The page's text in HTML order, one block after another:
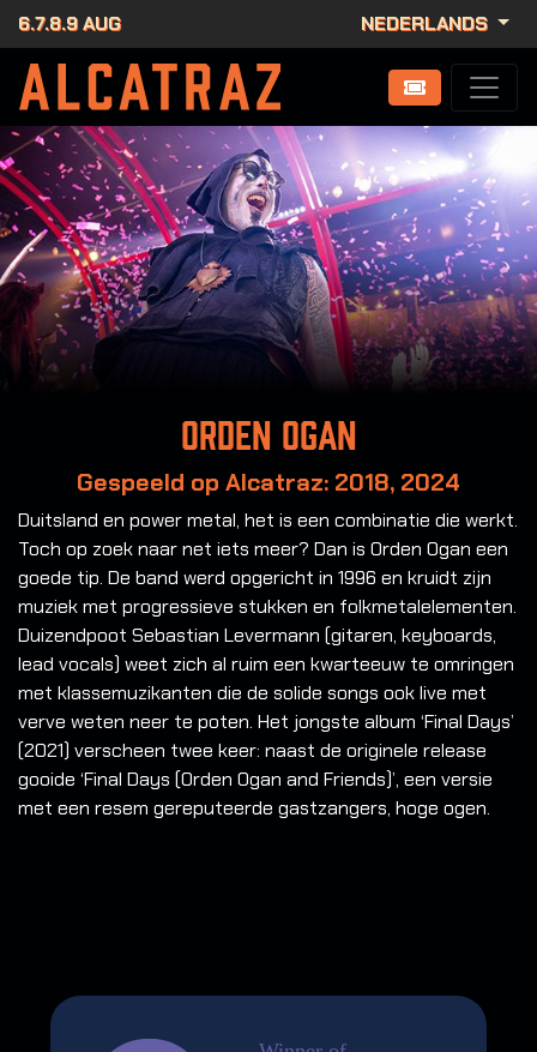
6.7.8.9 AUG NEDERLANDS
Orden Ogan
Gespeeld op Alcatraz: 2018, 2024
Duitsland en power metal, het is een combinatie die werkt.
Toch op zoek naar net iets meer? Dan is Orden Ogan een
goede tip. De band werd opgericht in 1996 en kruidt zijn
muziek met progressieve stukken en folkmetalelementen.
Duizendpoot Sebastian Levermann (gitaren, keyboards,
lead vocals) weet zich al ruim een kwarteeuw te omringen
met klassemuzikanten die de solide songs ook live met
verve weten neer te poten. Het jongste album ‘Final Days’
(2021) verscheen twee keer: naast de originele release
gooide ‘Final Days (Orden Ogan and Friends)’, een versie
met een resem gereputeerde gastzangers, hoge ogen.